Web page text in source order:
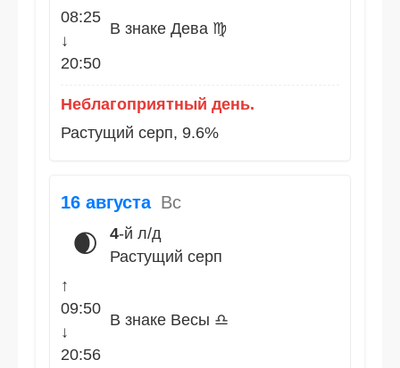
08:25
↓
20:50
В знаке Дева ♍
Неблагоприятный день.
Растущий серп, 9.6%
16 августа Вс
🌒 4-й л/д
Растущий серп
↑
09:50
↓
20:56
В знаке Весы ♎